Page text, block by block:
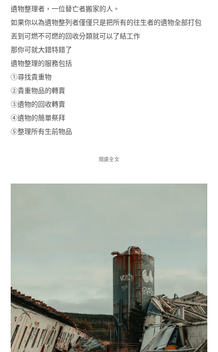
遺物整理者，一位替亡者搬家的人。
如果你以為遺物整列者僅僅只是把所有的往生者的遺物全部打包
丟到可燃不可燃的回收分類就可以了結工作
那你可就大錯特錯了
遺物整理的服務包括
①尋找貴重物
②貴重物品的轉賣
③遺物的回收轉賣
④遺物的簡單祭拜
⑤整理所有生前物品
閱讀全文